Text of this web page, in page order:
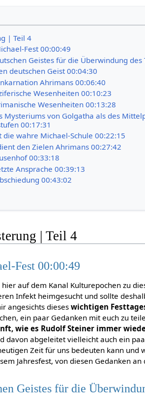
| Teil 4
Fest 00:00:49
Geistes für die Überwindung des
deutschen Geist 00:04:30
Ahrimans 00:06:40
Wesenheiten 00:10:23
Wesenheiten 00:13:28
Mysteriums von Golgatha als des
00:17:31
wahre Michael-Schule 00:22:15
den Zielen Ahrimans 00:27:42
00:33:18
Ansprache 00:39:13
00:43:02
| Teil 4
Fest 00:00:49
auf dem Kanal Kulturepochen zu
Infekt heimgesucht und sollte
angesichts dieseswichtigen
ein paar Gedanken mit euch zu
wie es Rudolf Steiner immer
davon abgeleitet vielleicht auch ein
Zeit für uns bedeuten kann und
Jahresfest, von diesen Gedanken
Geistes für die